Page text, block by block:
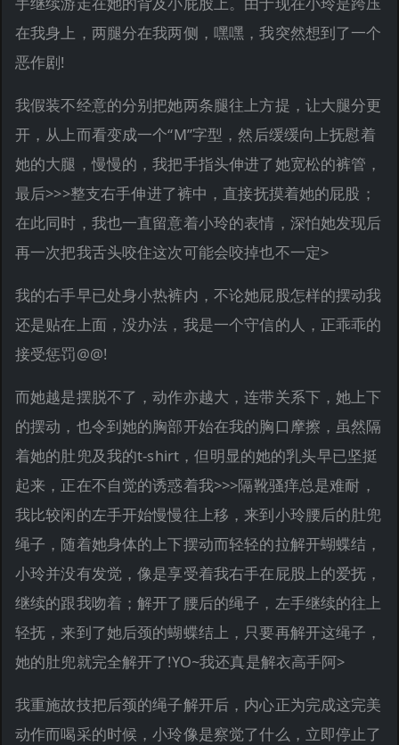
在我身上，两腿分在我两侧，嘿嘿，我突然想到了一个
恶作剧!
我假装不经意的分别把她两条腿往上方提，让大腿分更
开，从上而看变成一个“M”字型，然后缓缓向上抚慰着
她的大腿，慢慢的，我把手指头伸进了她宽松的裤管，
最后>>>整支右手伸进了裤中，直接抚摸着她的屁股；
在此同时，我也一直留意着小玲的表情，深怕她发现后
再一次把我舌头咬住这次可能会咬掉也不一定>
我的右手早已处身小热裤内，不论她屁股怎样的摆动我
还是贴在上面，没办法，我是一个守信的人，正乖乖的
接受惩罚@@!
而她越是摆脱不了，动作亦越大，连带关系下，她上下
的摆动，也令到她的胸部开始在我的胸口摩擦，虽然隔
着她的肚兜及我的t-shirt，但明显的她的乳头早已坚挺
起来，正在不自觉的诱惑着我>>>隔靴骚痒总是难耐，
我比较闲的左手开始慢慢往上移，来到小玲腰后的肚兜
绳子，随着她身体的上下摆动而轻轻的拉解开蝴蝶结，
小玲并没有发觉，像是享受着我右手在屁股上的爱抚，
继续的跟我吻着；解开了腰后的绳子，左手继续的往上
轻抚，来到了她后颈的蝴蝶结上，只要再解开这绳子，
她的肚兜就完全解开了!YO~我还真是解衣高手阿>
我重施故技把后颈的绳子解开后，内心正为完成这完美
动作而喝采的时候，小玲像是察觉了什么，立即停止了